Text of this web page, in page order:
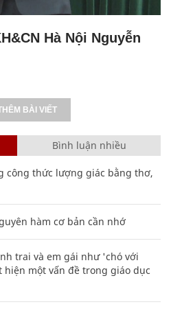
Hà Nội Nguyễn
BÀI VIẾT
Bình luận nhiều
công thức lượng giác bằng thơ,
hàm cơ bản cần nhớ
trai và em gái như 'chó với
một vấn đề trong giáo dục